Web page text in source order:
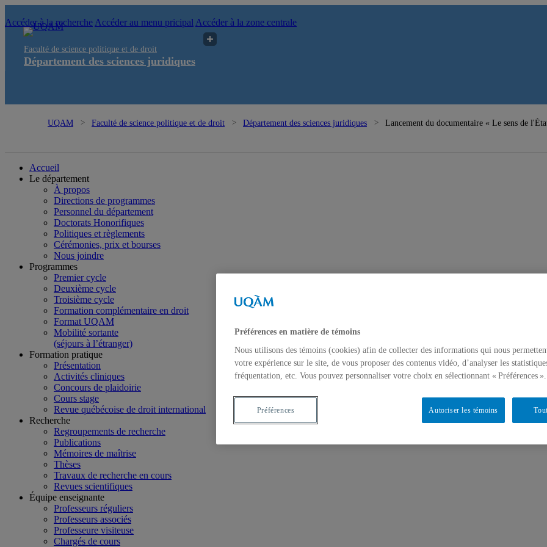
Accéder à la recherche Accéder au menu pricipal Accéder à la zone centrale
Faculté de science politique et de droit
Département des sciences juridiques
UQAM Faculté de science politique et de droit Département des sciences juridiques Lancement du documentaire « Le sens de
Accueil
Le département
À propos
Directions de programmes
Personnel du département
Doctorats Honorifiques
Politiques et règlements
Cérémonies, prix et bourses
Nous joindre
Programmes
Premier cycle
Deuxième cycle
Troisième cycle
Formation complémentaire en droit
Format UQAM
Mobilité sortante
(séjours à l’étranger)
Formation pratique
Présentation
Activités cliniques
Concours de plaidoirie
Cours stage
Revue québécoise de droit international
Recherche
Regroupements de recherche
Publications
Mémoires de maîtrise
Thèses
Travaux de recherche en cours
Revues scientifiques
Équipe enseignante
Professeurs réguliers
Professeurs associés
Professeure visiteuse
Chargés de cours
Préférences en matière de témoins
Nous utilisons des témoins (cookies) afin de collecter des informations qui nous
votre expérience sur le site, de vous proposer des contenus vidéo, d’analyser les
fréquentation, etc. Vous pouvez personnaliser votre choix en sélectionnant « Préférences ».
Autoriser les témoins
Préférences